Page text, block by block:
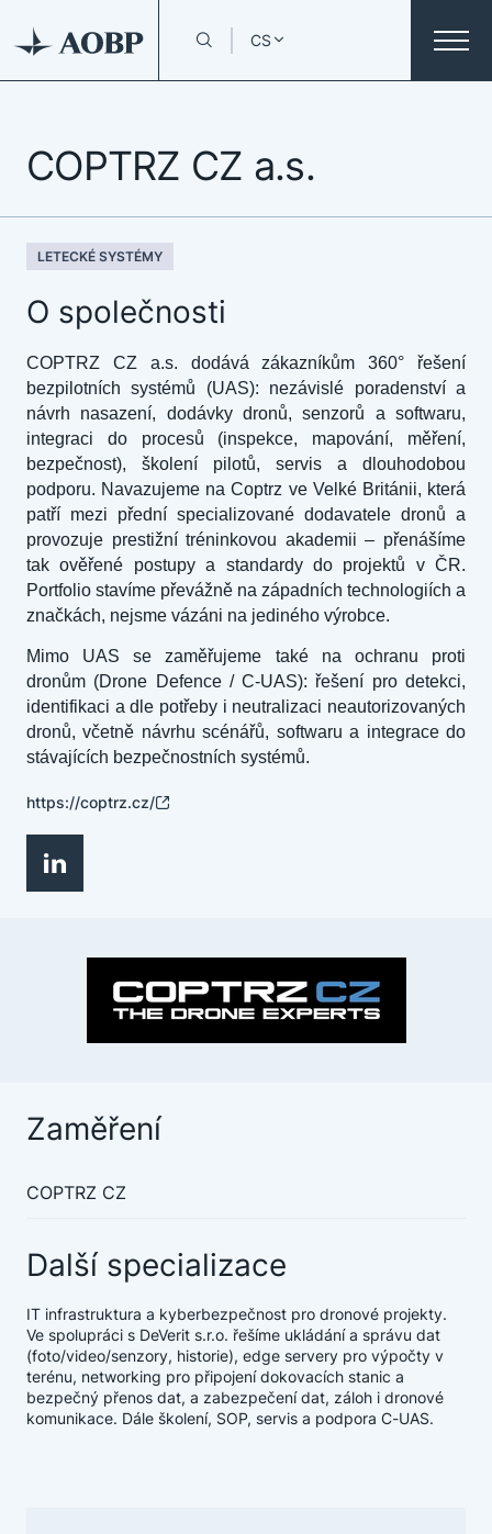
CS
COPTRZ CZ a.s.
LETECKÉ SYSTÉMY
O společnosti
COPTRZ CZ a.s. dodává zákazníkům 360° řešení
bezpilotních systémů (UAS): nezávislé poradenství a
návrh nasazení, dodávky dronů, senzorů a softwaru,
integraci do procesů (inspekce, mapování, měření,
bezpečnost), školení pilotů, servis a dlouhodobou
podporu. Navazujeme na Coptrz ve Velké Británii, která
patří mezi přední specializované dodavatele dronů a
provozuje prestižní tréninkovou akademii – přenášíme
tak ověřené postupy a standardy do projektů v ČR.
Portfolio stavíme převážně na západních technologiích a
značkách, nejsme vázáni na jediného výrobce.
Mimo UAS se zaměřujeme také na ochranu proti
dronům (Drone Defence / C-UAS): řešení pro detekci,
identifikaci a dle potřeby i neutralizaci neautorizovaných
dronů, včetně návrhu scénářů, softwaru a integrace do
stávajících bezpečnostních systémů.
https://coptrz.cz/
Zaměření
COPTRZ CZ
Další specializace
IT infrastruktura a kyberbezpečnost pro dronové projekty.
Ve spolupráci s DeVerit s.r.o. řešíme ukládání a správu dat
(foto/video/senzory, historie), edge servery pro výpočty v
terénu, networking pro připojení dokovacích stanic a
bezpečný přenos dat, a zabezpečení dat, záloh i dronové
komunikace. Dále školení, SOP, servis a podpora C-UAS.